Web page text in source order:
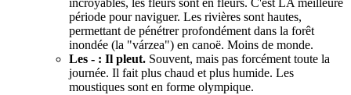
incroyables, les fleurs sont en fleurs. C'est LA meilleure
période pour naviguer. Les rivières sont hautes,
permettant de pénétrer profondément dans la forêt
inondée (la "várzea") en canoë. Moins de monde.
Les - : Il pleut. Souvent, mais pas forcément toute la
journée. Il fait plus chaud et plus humide. Les
moustiques sont en forme olympique.